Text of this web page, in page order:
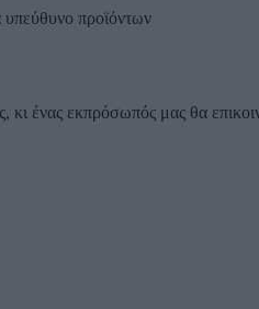
υπεύθυνο προϊόντων
ένας εκπρόσωπός μας θα